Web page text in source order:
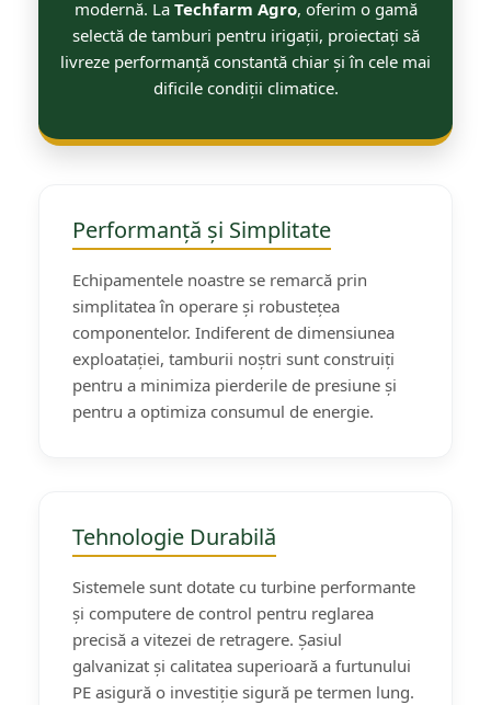
Maşini erbicidat
Mașini pentru săpat
Mașini Împrăștiat Amendamente
Mașini Împrăștiat Sare
Pluguri Rotative
Prășitori
Remorci Agricole
Remorci Tehnologice
Remorci Transfer Cereale
Remorci Transport
Remorci Transport Baloţi
Remorci Împrăștiat Gunoi
Semănători Prășitoare
Semănători Păioase
Tocătoare agricole
Tăvăluguri
Utilaje Diverse
Utilaje pentru vii şi livezi
modernă. La Techfarm Agro, oferim o gamă
selectă de tamburi pentru irigații, proiectați să
livreze performanță constantă chiar și în cele mai
dificile condiții climatice.
Performanță și Simplitate
Echipamentele noastre se remarcă prin
simplitatea în operare și robustețea
componentelor. Indiferent de dimensiunea
exploatației, tamburii noștri sunt construiți
pentru a minimiza pierderile de presiune și
pentru a optimiza consumul de energie.
Tehnologie Durabilă
Sistemele sunt dotate cu turbine performante
și computere de control pentru reglarea
precisă a vitezei de retragere. Șasiul
galvanizat și calitatea superioară a furtunului
PE asigură o investiție sigură pe termen lung.